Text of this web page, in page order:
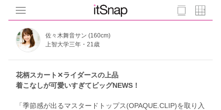
佐々木舞音サン (160cm)
上智大学三年・21歳
花柄スカート✕ライダースの上品
着こなしが可愛いすぎてビッグNEWS！
「季節感が出るマスタードトップス(OPAQUE.CLIP)を取り入